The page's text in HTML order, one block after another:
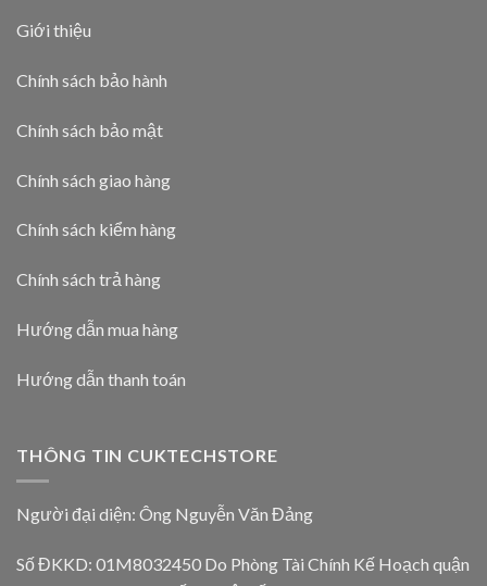
Giới thiệu
Chính sách bảo hành
Chính sách bảo mật
Chính sách giao hàng
Chính sách kiểm hàng
Chính sách trả hàng
Hướng dẫn mua hàng
Hướng dẫn thanh toán
THÔNG TIN CUKTECHSTORE
Người đại diện: Ông Nguyễn Văn Đảng
Số ĐKKD: 01M8032450 Do Phòng Tài Chính Kế Hoạch quận